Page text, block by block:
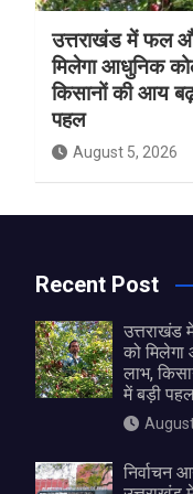
उत्तराखंड में फल
मिलेगा आधुनिक
किसानों की आय
पहल
August 5, 2026
Recent Post
उत्तराखंड
को
लाभ,
में बड़ी
निर्वाचन